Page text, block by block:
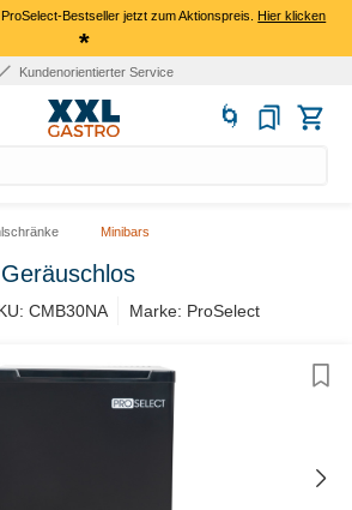
Bestseller jetzt zum Aktionspreis.Hier klicken
*
Kundenorientierter Service
Minibars
CMB30NA Marke: ProSelect